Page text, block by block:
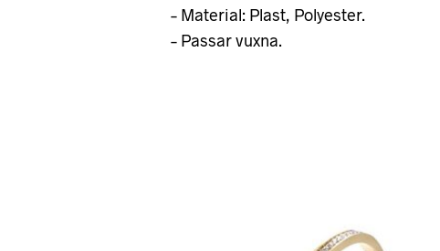
– Material: Plast, Polyester.
– Passar vuxna.